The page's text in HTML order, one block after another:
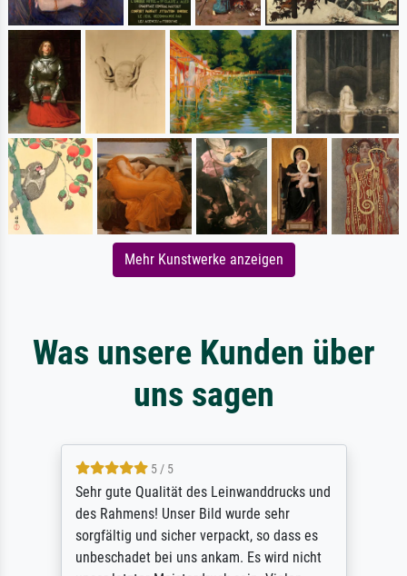
Mehr Kunstwerke anzeigen
Was unsere Kunden über
uns sagen
5 / 5
Sehr gute Qualität des Leinwanddrucks und
des Rahmens! Unser Bild wurde sehr
sorgfältig und sicher verpackt, so dass es
unbeschadet bei uns ankam. Es wird nicht